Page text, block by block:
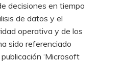
decisiones en tiempo
de datos y el
operativa y de los
sido referenciado
‘Microsoft